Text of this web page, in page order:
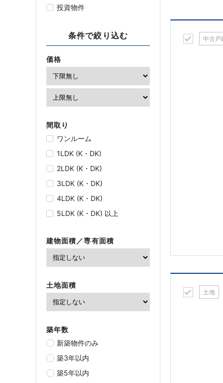
投資物件
条件で絞り込む
価格
間取り
ワンルーム
1LDK (K・DK)
2LDK (K・DK)
3LDK (K・DK)
4LDK (K・DK)
5LDK (K・DK) 以上
建物面積／専有面積
土地面積
築年数
新築物件のみ
築3年以内
築5年以内
中古戸
土地